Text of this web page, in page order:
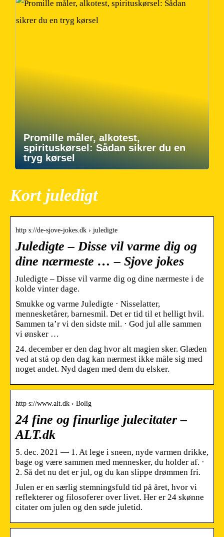
Promille måler, alkotest,
spirituskørsel: Sådan sikrer du en
tryg kørsel
Kort juledigt
http s://de-sjove-jokes.dk › juledigte
Juledigte – Disse vil varme dig og
dine nærmeste … – Sjove jokes
Juledigte – Disse vil varme dig og dine nærmeste i de
kolde vinter dage.
Smukke og varme Juledigte · Nisselatter,
mennesketårer, barnesmil. Det er tid til et helligt hvil.
Sammen ta’r vi den sidste mil. · God jul alle sammen
vi ønsker …
24. december er den dag hvor alt magien sker. Glæden
ved at stå op den dag kan nærmest ikke måle sig med
noget andet. Nyd dagen med dem du elsker.
http s://www.alt.dk › Bolig
24 fine og finurlige julecitater –
ALT.dk
5. dec. 2021 — 1. At lege i sneen, nyde varmen drikke,
bage og være sammen med mennesker, du holder af. ·
2. Så det nu det er jul, og du kan slippe drømmen fri.
Julen er en særlig stemningsfuld tid på året, hvor vi
reflekterer og filosoferer over livet. Her er 24 skønne
citater om julen og den søde juletid.